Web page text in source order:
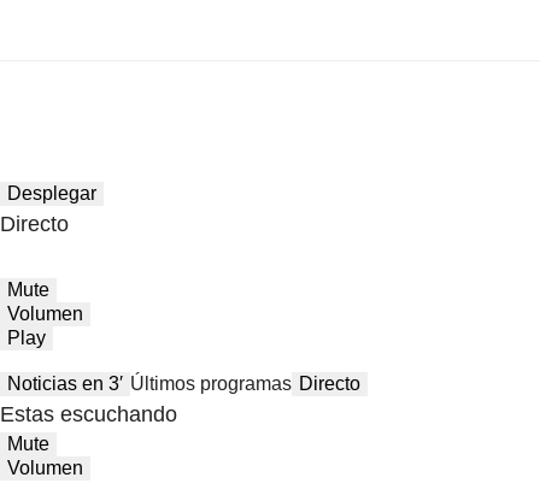
Desplegar
Directo
Mute
Volumen
Play
Noticias en 3′ Últimos programas Directo
Estas escuchando
Mute
Volumen